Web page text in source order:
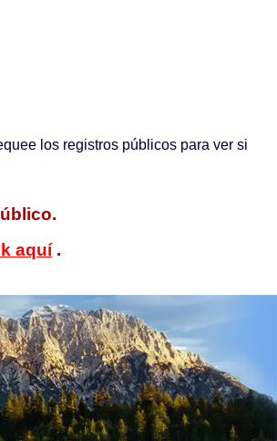
los registros públicos para ver si
aquí.